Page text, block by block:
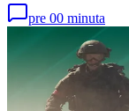
pre 00 minuta